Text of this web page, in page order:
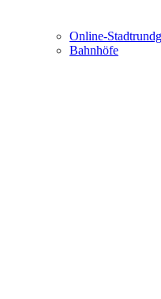
Online-
Bahnhöfe